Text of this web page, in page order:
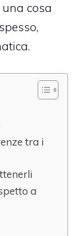
cosa
tra i
a